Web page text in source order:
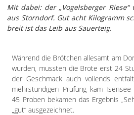
Mit dabei: der „Vogelsberger
aus Storndorf. Gut acht Kilogramm
breit ist das Leib aus Sauerteig.
Während die Brötchen allesamt am
wurden, mussten die Brote erst 24
der Geschmack auch vollends
mehrstündigen Prüfung kam
45 Proben bekamen das Ergebnis
„gut“ ausgezeichnet.